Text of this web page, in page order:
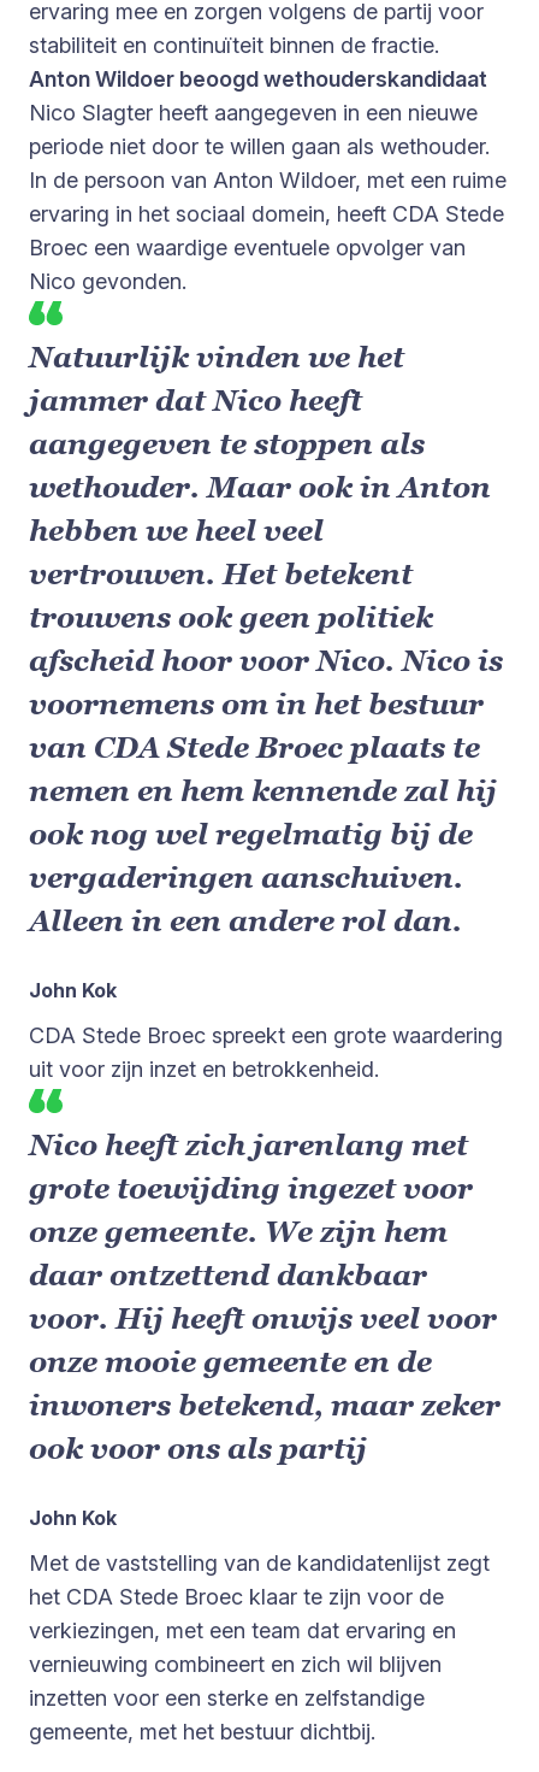
ervaring mee en zorgen volgens de partij voor
stabiliteit en continuïteit binnen de fractie.
Anton Wildoer beoogd wethouderskandidaat
Nico Slagter heeft aangegeven in een nieuwe
periode niet door te willen gaan als wethouder.
In de persoon van Anton Wildoer, met een ruime
ervaring in het sociaal domein, heeft CDA Stede
Broec een waardige eventuele opvolger van
Nico gevonden.
Natuurlijk vinden we het
jammer dat Nico heeft
aangegeven te stoppen als
wethouder. Maar ook in Anton
hebben we heel veel
vertrouwen. Het betekent
trouwens ook geen politiek
afscheid hoor voor Nico. Nico is
voornemens om in het bestuur
van CDA Stede Broec plaats te
nemen en hem kennende zal hij
ook nog wel regelmatig bij de
vergaderingen aanschuiven.
Alleen in een andere rol dan.
John Kok
CDA Stede Broec spreekt een grote waardering
uit voor zijn inzet en betrokkenheid.
Nico heeft zich jarenlang met
grote toewijding ingezet voor
onze gemeente. We zijn hem
daar ontzettend dankbaar
voor. Hij heeft onwijs veel voor
onze mooie gemeente en de
inwoners betekend, maar zeker
ook voor ons als partij
John Kok
Met de vaststelling van de kandidatenlijst zegt
het CDA Stede Broec klaar te zijn voor de
verkiezingen, met een team dat ervaring en
vernieuwing combineert en zich wil blijven
inzetten voor een sterke en zelfstandige
gemeente, met het bestuur dichtbij.